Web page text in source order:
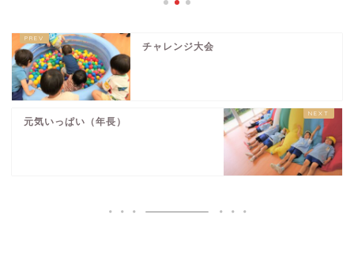
チャレンジ大会
元気いっぱい（年長）